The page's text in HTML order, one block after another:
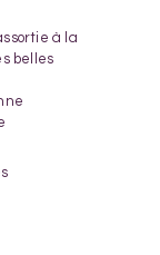
à la
belles